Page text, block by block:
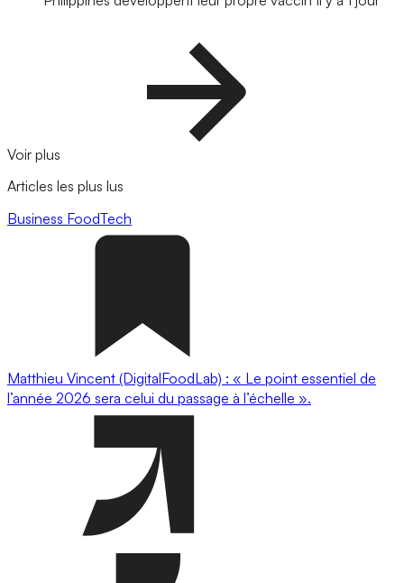
Voir plus
Articles les plus lus
Business FoodTech
Matthieu Vincent (DigitalFoodLab) : « Le point essentiel de
l’année 2026 sera celui du passage à l’échelle ».